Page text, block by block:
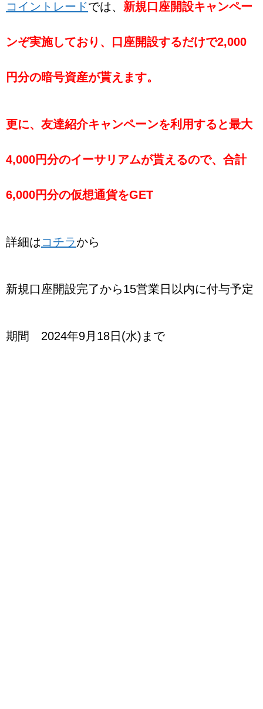
コイントレードでは、 新規口座開設キャンペー
ンぞ実施しており、口座開設するだけで2,000
円分の暗号資産が貰えます。
更に、友達紹介キャンペーンを利用すると最大
4,000円分のイーサリアムが貰えるので、合計
6,000円分の仮想通貨をGET
詳細は コチラから
新規口座開設完了から15営業日以内に付与予定
期間 2024年9月18日(水)まで